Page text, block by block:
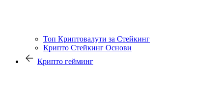
Топ Криптовалути за Стейкинг
Крипто Стейкинг Основи
Крипто гейминг